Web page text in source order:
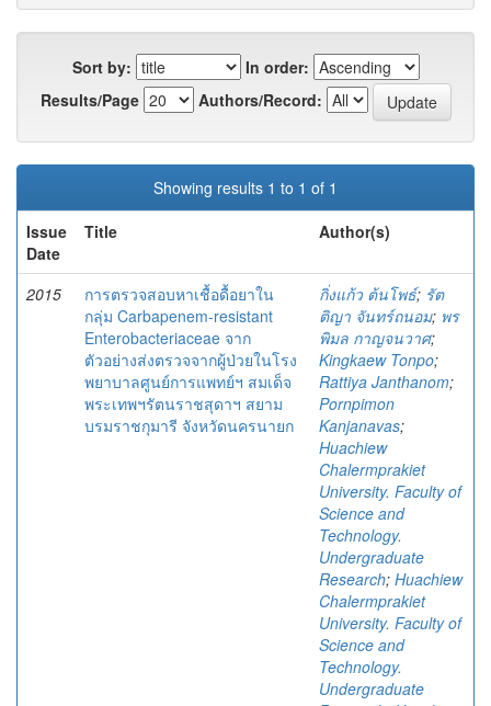
Sort by:
In order:
Results/Page
Authors/Record:
Showing results 1 to 1 of 1
Issue
Date
Title Author(s)
2015
การตรวจสอบหาเชื้อดื้อยาใน
กลุ่ม Carbapenem-resistant
Enterobacteriaceae จาก
ตัวอย่างส่งตรวจจากผู้ป่วยในโรง
พยาบาลศูนย์การแพทย์ฯ สมเด็จ
พระเทพฯรัตนราชสุดาฯ สยาม
บรมราชกุมารี จังหวัดนครนายก
กิ่งแก้ว ต้นโพธ์; รัต
ติญา จันทร์ถนอม; พร
พิมล กาญจนวาศ;
Kingkaew Tonpo;
Rattiya Janthanom;
Pornpimon
Kanjanavas;
Huachiew
Chalermprakiet
University. Faculty of
Science and
Technology.
Undergraduate
Research; Huachiew
Chalermprakiet
University. Faculty of
Science and
Technology.
Undergraduate